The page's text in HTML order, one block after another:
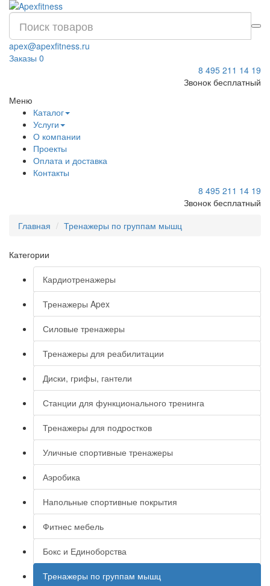
apex@apexfitness.ru
Заказы 0
8 495 211 14 19
Звонок бесплатный
Меню
Каталог
Услуги
О компании
Проекты
Оплата и доставка
Контакты
8 495 211 14 19
Звонок бесплатный
Главная
Тренажеры по группам мышц
Категории
Кардиотренажеры
Тренажеры Apex
Силовые тренажеры
Тренажеры для реабилитации
Диски, грифы, гантели
Станции для функционального тренинга
Тренажеры для подростков
Уличные спортивные тренажеры
Аэробика
Напольные спортивные покрытия
Фитнес мебель
Бокс и Единоборства
Тренажеры по группам мышц